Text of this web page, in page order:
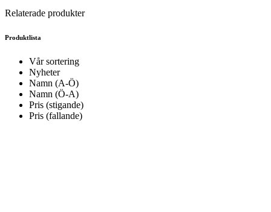
Relaterade produkter
Produktlista
Vår sortering
Nyheter
Namn (A-Ö)
Namn (Ö-A)
Pris (stigande)
Pris (fallande)